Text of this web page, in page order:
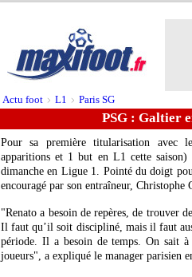
Actu foot > L1 > Paris SG
PSG : Galtier
Pour sa première titularisation avec
apparitions et 1 but en L1 cette
dimanche en Ligue 1. Pointé du doigt
encouragé par son entraîneur, Christophe
"Renato a besoin de repères, de trouver
Il faut qu’il soit discipliné, mais il faut
période. Il a besoin de temps. On sait
joueurs", a expliqué le manager parisien